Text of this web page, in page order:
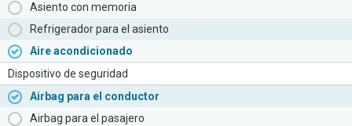
Asiento con memoria
Refrigerador para el asiento
Aire acondicionado
Dispositivo de seguridad
Airbag para el conductor
Airbag para el pasajero